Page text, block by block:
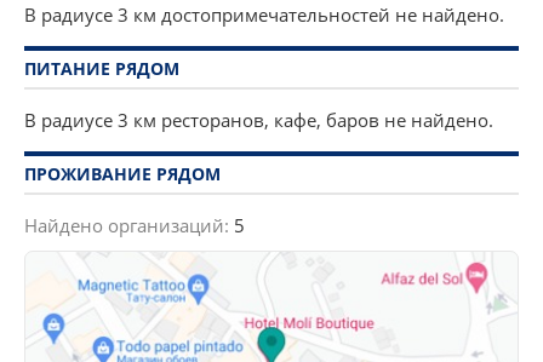
В радиусе 3 км достопримечательностей не найдено.
ПИТАНИЕ РЯДОМ
В радиусе 3 км ресторанов, кафе, баров не найдено.
ПРОЖИВАНИЕ РЯДОМ
Найдено организаций: 5